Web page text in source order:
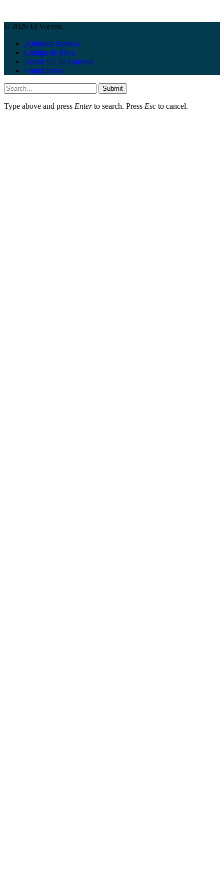
© 2026 El Vocero.
¿Quiénes Somos?
Código de Ética
Rendición de Cuentas
Contáctanos
Submit
Type above and press Enterto search. Press Esc to cancel.